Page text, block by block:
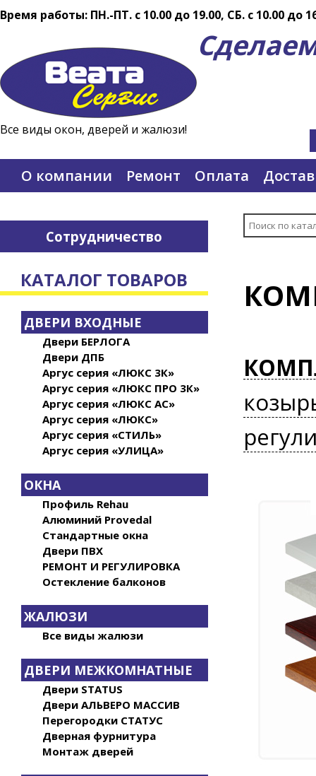
Время работы: ПН.-ПТ. c 10.00 до 19.00, СБ. с 10.00 до
Все виды окон, дверей и жалюзи!
О компании Ремонт Оплата
Сотрудничество
КАТАЛОГ ТОВАРОВ
ДВЕРИ ВХОДНЫЕ
Двери БЕРЛОГА
Двери ДПБ
Аргус серия «ЛЮКС 3К»
Аргус серия «ЛЮКС ПРО 3К»
Аргус серия «ЛЮКС АС»
Аргус серия «ЛЮКС»
Аргус серия «СТИЛЬ»
Аргус серия «УЛИЦА»
ОКНА
Профиль Rehau
Алюминий Provedal
Стандартные окна
Двери ПВХ
РЕМОНТ И РЕГУЛИРОВКА
Остекление балконов
ЖАЛЮЗИ
Все виды жалюзи
ДВЕРИ МЕЖКОМНАТНЫЕ
Двери STATUS
Двери АЛЬВЕРО МАССИВ
Перегородки СТАТУС
Дверная фурнитура
Монтаж дверей